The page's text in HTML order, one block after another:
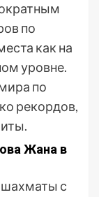
по
как на
уровне.
по
рекордов,
Жана в
с